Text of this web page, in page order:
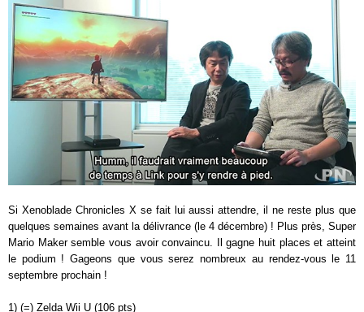
Si Xenoblade Chronicles X se fait lui aussi attendre, il ne reste plus que
quelques semaines avant la délivrance (le 4 décembre) ! Plus près, Super
Mario Maker semble vous avoir convaincu. Il gagne huit places et atteint
le podium ! Gageons que vous serez nombreux au rendez-vous le 11
septembre prochain !
1) (=) Zelda Wii U (106 pts)